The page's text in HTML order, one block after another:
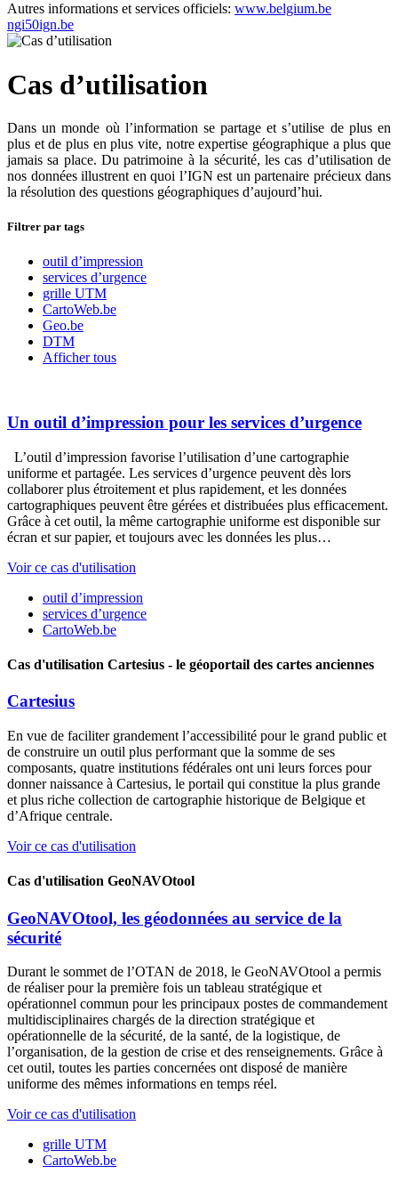
Autres informations et services officiels: www.belgium.be
ngi50ign.be
Cas d’utilisation
Dans un monde où l’information se partage et s’utilise de plus en
plus et de plus en plus vite, notre expertise géographique a plus que
jamais sa place. Du patrimoine à la sécurité, les cas d’utilisation de
nos données illustrent en quoi l’IGN est un partenaire précieux dans
la résolution des questions géographiques d’aujourd’hui.
Filtrer par tags
outil d’impression
services d’urgence
grille UTM
CartoWeb.be
Geo.be
DTM
Afficher tous
Un outil d’impression pour les services d’urgence
L’outil d’impression favorise l’utilisation d’une cartographie
uniforme et partagée. Les services d’urgence peuvent dès lors
collaborer plus étroitement et plus rapidement, et les données
cartographiques peuvent être gérées et distribuées plus efficacement.
Grâce à cet outil, la même cartographie uniforme est disponible sur
écran et sur papier, et toujours avec les données les plus…
Voir ce cas d'utilisation
outil d’impression
services d’urgence
CartoWeb.be
Cas d'utilisation Cartesius - le géoportail des cartes anciennes
Cartesius
En vue de faciliter grandement l’accessibilité pour le grand public et
de construire un outil plus performant que la somme de ses
composants, quatre institutions fédérales ont uni leurs forces pour
donner naissance à Cartesius, le portail qui constitue la plus grande
et plus riche collection de cartographie historique de Belgique et
d’Afrique centrale.
Voir ce cas d'utilisation
Cas d'utilisation GeoNAVOtool
GeoNAVOtool, les géodonnées au service de la
sécurité
Durant le sommet de l’OTAN de 2018, le GeoNAVOtool a permis
de réaliser pour la première fois un tableau stratégique et
opérationnel commun pour les principaux postes de commandement
multidisciplinaires chargés de la direction stratégique et
opérationnelle de la sécurité, de la santé, de la logistique, de
l’organisation, de la gestion de crise et des renseignements. Grâce à
cet outil, toutes les parties concernées ont disposé de manière
uniforme des mêmes informations en temps réel.
Voir ce cas d'utilisation
grille UTM
CartoWeb.be